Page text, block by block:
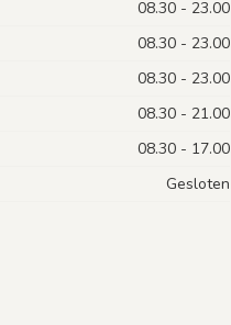
08.30 - 23.00
08.30 - 23.00
08.30 - 23.00
08.30 - 21.00
08.30 - 17.00
Gesloten